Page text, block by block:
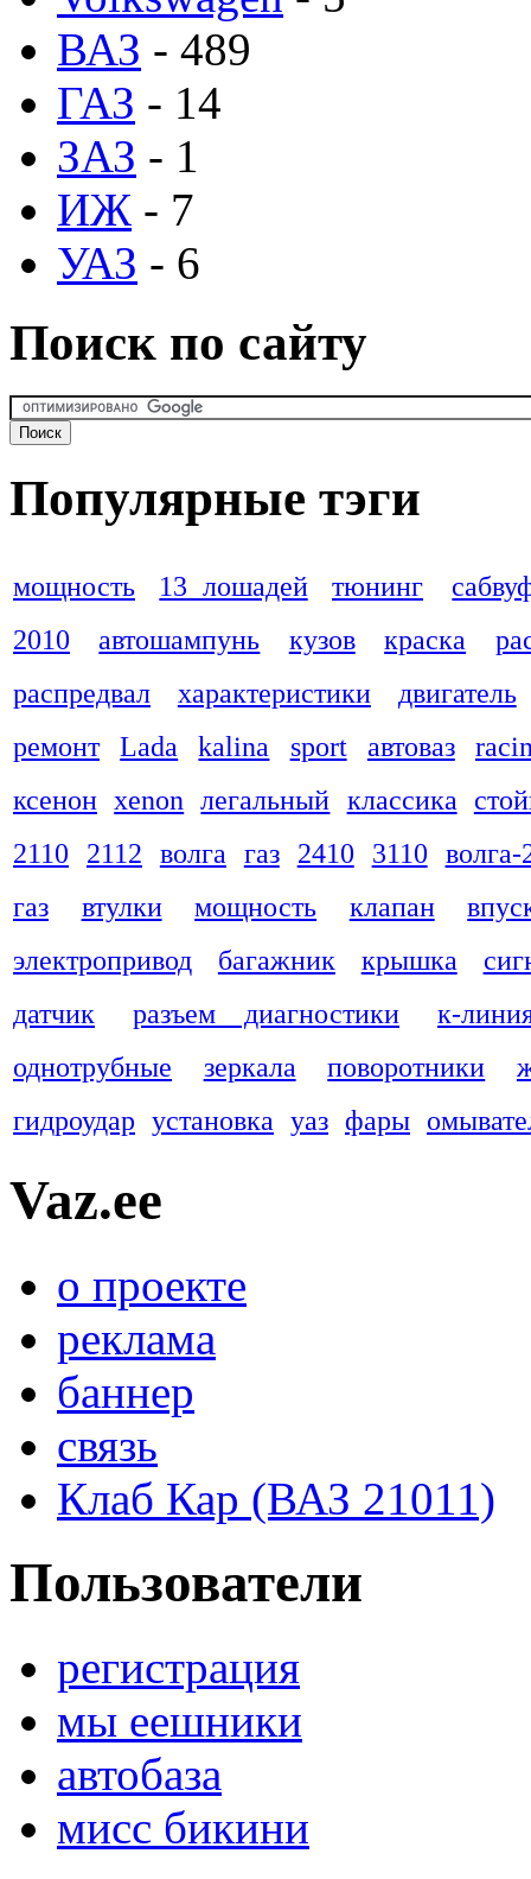
ВАЗ - 489
ГАЗ - 14
ЗАЗ - 1
ИЖ - 7
УАЗ - 6
Поиск по сайту
Популярные тэги
мощность 13 лошадей тюнинг
2010
автошампунь кузов краска
распредвал
характеристики
двигатель
ремонт
Lada kalina sport автоваз
ксенон xenon легальный классика
2110
2112 волга газ 2410 3110 волга-
газ
втулки мощность клапан
электропривод
багажник крышка
датчик
разъем диагностики
к-
однотрубные
зеркала поворотники
гидроудар установка уаз фары
Vaz.ee
о проекте
реклама
баннер
связь
Клаб Кар (ВАЗ 21011)
Пользователи
регистрация
мы еешники
автобаза
мисс бикини